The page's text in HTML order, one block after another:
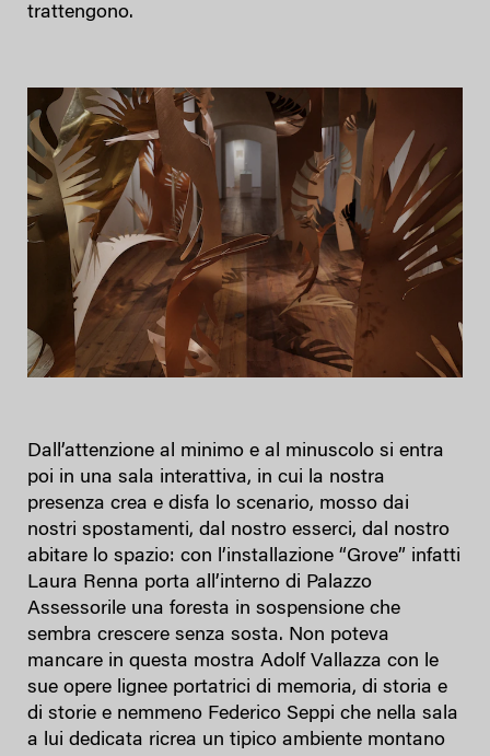
trattengono.
Dall’attenzione al minimo e al minuscolo si entra
poi in una sala interattiva, in cui la nostra
presenza crea e disfa lo scenario, mosso dai
nostri spostamenti, dal nostro esserci, dal nostro
abitare lo spazio: con l’installazione “Grove” infatti
Laura Renna porta all’interno di Palazzo
Assessorile una foresta in sospensione che
sembra crescere senza sosta. Non poteva
mancare in questa mostra Adolf Vallazza con le
sue opere lignee portatrici di memoria, di storia e
di storie e nemmeno Federico Seppi che nella sala
a lui dedicata ricrea un tipico ambiente montano